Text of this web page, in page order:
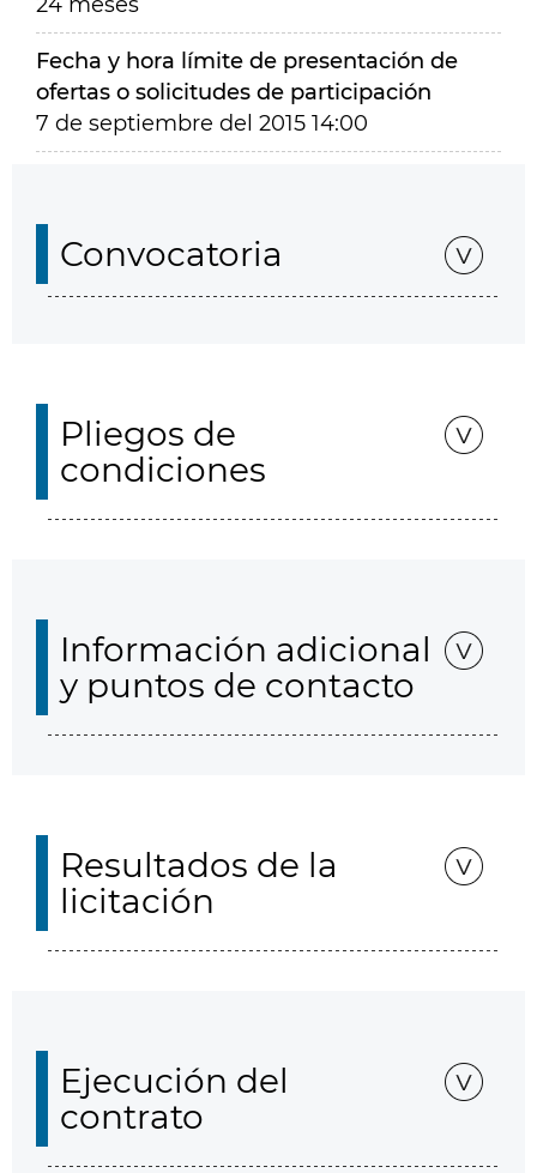
Fecha y hora límite de presentación de
ofertas o solicitudes de participación
7 de septiembre del 2015 14:00
Convocatoria
Pliegos de
condiciones
Información adicional
y puntos de contacto
Resultados de la
licitación
Ejecución del
contrato